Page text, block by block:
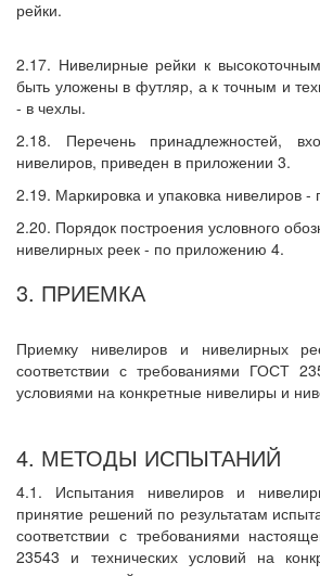
рейки.
2.17. Нивелирные рейки к
быть уложены в футляр, а к точным и
- в чехлы.
2.18. Перечень принадлежностей,
нивелиров, приведен в приложении 3.
2.19. Маркировка и упаковка нивелиров
2.20. Порядок построения условного
нивелирных реек - по приложению 4.
3. ПРИЕМКА
Приемку нивелиров и нивелирных
соответствии с требованиями ГОСТ
условиями на конкретные нивелиры и
4. МЕТОДЫ ИСПЫТАНИЙ
4.1. Испытания нивелиров и
принятие решений по результатам
соответствии с требованиями
23543 и технических условий на